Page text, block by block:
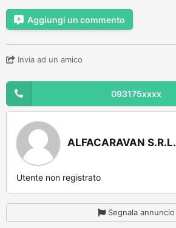
Aggiungi un commento
Invia ad un amico
093175xxxx
ALFACARAVAN S.R.L.
Utente non registrato
Segnala annuncio